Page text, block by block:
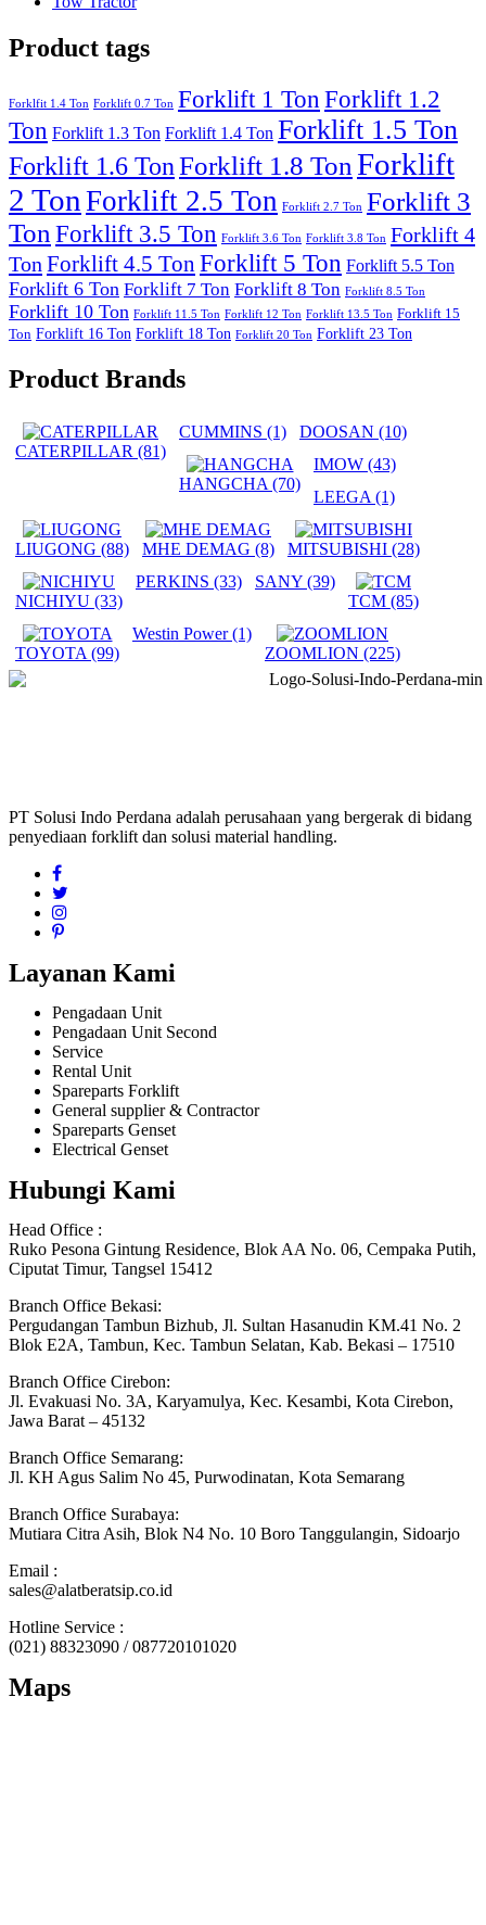
Product tags
Forklfit 1.4 Ton Forklift 0.7 Ton Forklift 1 Ton Forklift 1.2
Ton Forklift 1.3 Ton Forklift 1.4 Ton Forklift 1.5 Ton
Forklift 1.6 TonForklift 1.8 Ton Forklift
2 Ton Forklift 2.5 Ton Forklift 2.7 Ton Forklift 3
Ton Forklift 3.5 Ton Forklift 3.6 Ton Forklift 3.8 Ton Forklift 4
Ton Forklift 4.5 Ton Forklift 5 Ton Forklift 5.5 Ton
Forklift 6 Ton Forklift 7 Ton Forklift 8 Ton Forklift 8.5 Ton
Forklift 10 Ton Forklift 11.5 Ton Forklift 12 Ton Forklift 13.5 Ton Forklift 15
Ton Forklift 16 Ton Forklift 18 Ton Forklift 20 Ton Forklift 23 Ton
Product Brands
CATERPILLAR (81)
CUMMINS (1) DOOSAN (10)
HANGCHA (70)
IMOW (43)
LEEGA (1)
LIUGONG (88) MHE DEMAG (8) MITSUBISHI (28)
NICHIYU (33)
PERKINS (33) SANY (39)
TCM (85)
TOYOTA (99)
Westin Power(1)
ZOOMLION (225)
PT Solusi Indo Perdana adalah perusahaan yang bergerak di bidang
penyediaan forklift dan solusi material handling.
Layanan Kami
Pengadaan Unit
Pengadaan Unit Second
Service
Rental Unit
Spareparts Forklift
General supplier & Contractor
Spareparts Genset
Electrical Genset
Hubungi Kami
Head Office :
Ruko Pesona Gintung Residence, Blok AA No. 06, Cempaka Putih,
Ciputat Timur, Tangsel 15412
Branch Office Bekasi:
Pergudangan Tambun Bizhub, Jl. Sultan Hasanudin KM.41 No. 2
Blok E2A, Tambun, Kec. Tambun Selatan, Kab. Bekasi – 17510
Branch Office Cirebon:
Jl. Evakuasi No. 3A, Karyamulya, Kec. Kesambi, Kota Cirebon,
Jawa Barat – 45132
Branch Office Semarang:
Jl. KH Agus Salim No 45, Purwodinatan, Kota Semarang
Branch Office Surabaya:
Mutiara Citra Asih, Blok N4 No. 10 Boro Tanggulangin, Sidoarjo
Email :
sales@alatberatsip.co.id
Hotline Service :
(021) 88323090 / 087720101020
Maps